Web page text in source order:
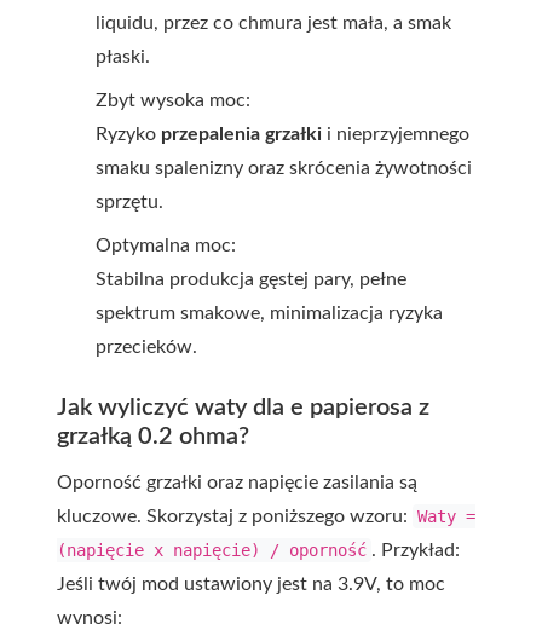
liquidu, przez co chmura jest mała, a smak
płaski.
Zbyt wysoka moc:
Ryzyko przepalenia grzałki i nieprzyjemnego
smaku spalenizny oraz skrócenia żywotności
sprzętu.
Optymalna moc:
Stabilna produkcja gęstej pary, pełne
spektrum smakowe, minimalizacja ryzyka
przecieków.
Jak wyliczyć waty dla e papierosa z
grzałką 0.2 ohma?
Oporność grzałki oraz napięcie zasilania są
kluczowe. Skorzystaj z poniższego wzoru: Waty =
(napięcie x napięcie) / oporność . Przykład:
Jeśli twój mod ustawiony jest na 3.9V, to moc
wynosi: